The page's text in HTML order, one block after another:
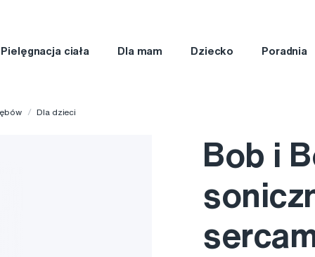
Pielęgnacja ciała Dla mam Dziecko Poradnia
Dla dzieci
Bob i